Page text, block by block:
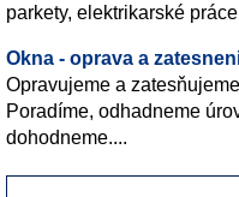
parkety, elektrikarské
Okna - oprava a
Opravujeme a
Poradíme, odhadneme
dohodneme....